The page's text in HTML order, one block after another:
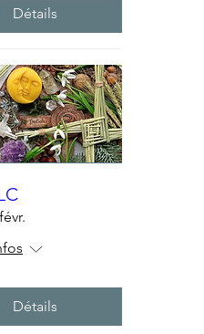
Détails
Détails